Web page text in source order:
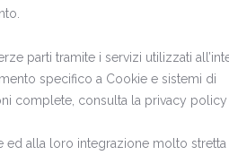
parti tramite i servizi utilizzati
specifico a Cookie e sistemi di
complete, consulta la privacy policy
ed alla loro integrazione molto